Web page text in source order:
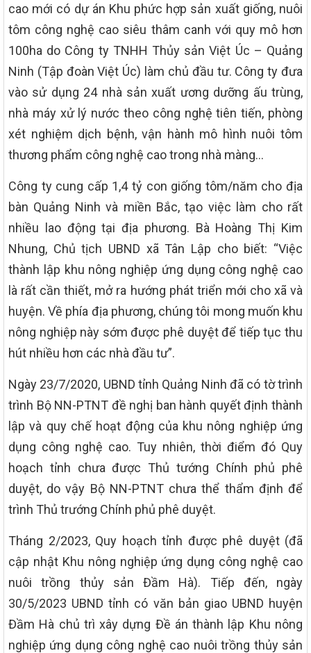
cao mới có dự án Khu phức hợp sản xuất giống, nuôi
tôm công nghệ cao siêu thâm canh với quy mô hơn
100ha do Công ty TNHH Thủy sản Việt Úc – Quảng
Ninh (Tập đoàn Việt Úc) làm chủ đầu tư. Công ty đưa
vào sử dụng 24 nhà sản xuất ương dưỡng ấu trùng,
nhà máy xử lý nước theo công nghệ tiên tiến, phòng
xét nghiệm dịch bệnh, vận hành mô hình nuôi tôm
thương phẩm công nghệ cao trong nhà màng…
Công ty cung cấp 1,4 tỷ con giống tôm/năm cho địa
bàn Quảng Ninh và miền Bắc, tạo việc làm cho rất
nhiều lao động tại địa phương. Bà Hoàng Thị Kim
Nhung, Chủ tịch UBND xã Tân Lập cho biết: “Việc
thành lập khu nông nghiệp ứng dụng công nghệ cao
là rất cần thiết, mở ra hướng phát triển mới cho xã và
huyện. Về phía địa phương, chúng tôi mong muốn khu
nông nghiệp này sớm được phê duyệt để tiếp tục thu
hút nhiều hơn các nhà đầu tư”.
Ngày 23/7/2020, UBND tỉnh Quảng Ninh đã có tờ trình
trình Bộ NN-PTNT đề nghị ban hành quyết định thành
lập và quy chế hoạt động của khu nông nghiệp ứng
dụng công nghệ cao. Tuy nhiên, thời điểm đó Quy
hoạch tỉnh chưa được Thủ tướng Chính phủ phê
duyệt, do vậy Bộ NN-PTNT chưa thể thẩm định để
trình Thủ trướng Chính phủ phê duyệt.
Tháng 2/2023, Quy hoạch tỉnh được phê duyệt (đã
cập nhật Khu nông nghiệp ứng dụng công nghệ cao
nuôi trồng thủy sản Đầm Hà). Tiếp đến, ngày
30/5/2023 UBND tỉnh có văn bản giao UBND huyện
Đầm Hà chủ trì xây dựng Đề án thành lập Khu nông
nghiệp ứng dụng công nghệ cao nuôi trồng thủy sản